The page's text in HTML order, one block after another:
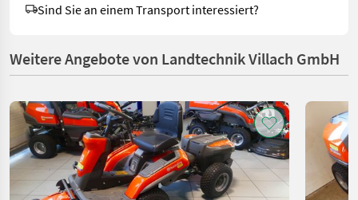
Sind Sie an einem Transport interessiert?
Weitere Angebote von Landtechnik Villach GmbH